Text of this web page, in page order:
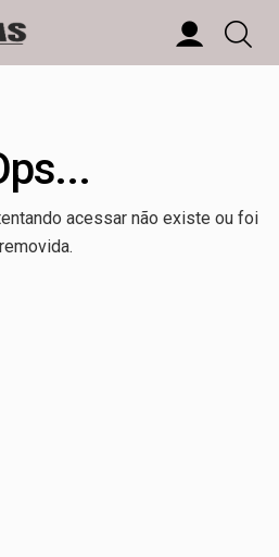
acessar não existe ou foi
removida.